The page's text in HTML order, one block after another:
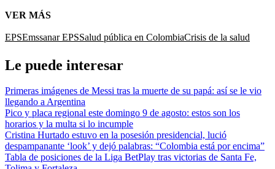
VER MÁS
EPSEmssanar EPSSalud pública en ColombiaCrisis de la salud
Le puede interesar
Primeras imágenes de Messi tras la muerte de su papá: así se le vio
llegando a Argentina
Pico y placa regional este domingo 9 de agosto: estos son los
horarios y la multa si lo incumple
Cristina Hurtado estuvo en la posesión presidencial, lució
despampanante ‘look’ y dejó palabras: “Colombia está por encima”
Tabla de posiciones de la Liga BetPlay tras victorias de Santa Fe,